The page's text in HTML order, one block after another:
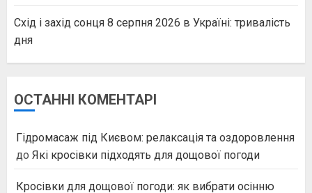
Схід і захід сонця 8 серпня 2026 в Україні: тривалість
дня
ОСТАННІ КОМЕНТАРІ
Гідромасаж під Києвом: релаксація та оздоровлення
до Які кросівки підходять для дощової погоди
Кросівки для дощової погоди: як вибрати осінню